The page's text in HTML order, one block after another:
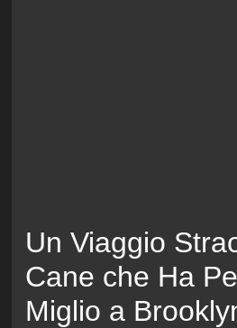
Un Viaggio
Cane che Ha
Miglio a